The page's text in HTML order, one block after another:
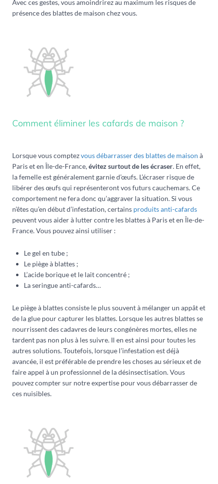
Avec ces gestes, vous amoindrirez au maximum les risques de
présence des blattes de maison chez vous.
Comment éliminer les cafards de maison ?
Lorsque vous comptezvous débarrasser des blattes de maison à
Paris et en Île-de-France,évitez surtout de les écraser. En effet,
la femelle est généralement garnie d’œufs. L’écraser risque de
libérer des œufs qui représenteront vos futurs cauchemars. Ce
comportement ne fera donc qu’aggraver la situation. Si vous
n’êtes qu’en début d’infestation, certains produits anti-cafards
peuvent vous aider à lutter contre les blattes à Paris et en Île-de-
France. Vous pouvez ainsi utiliser :
Le gel en tube ;
Le piège à blattes ;
L’acide borique et le lait concentré ;
La seringue anti-cafards…
Le piège à blattes consiste le plus souvent à mélanger un appât et
de la glue pour capturer les blattes. Lorsque les autres blattes se
nourrissent des cadavres de leurs congénères mortes, elles ne
tardent pas non plus à les suivre. Il en est ainsi pour toutes les
autres solutions. Toutefois, lorsque l’infestation est déjà
avancée, il est préférable de prendre les choses au sérieux et de
faire appel à un professionnel de la désinsectisation. Vous
pouvez compter sur notre expertise pour vous débarrasser de
ces nuisibles.